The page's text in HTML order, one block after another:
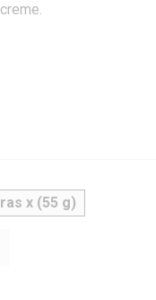
x (55 g)